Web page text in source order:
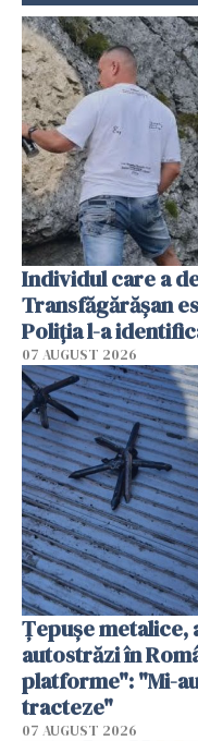
Individul care a
Transfăgărășan
Poliția l-a
07 AUGUST 2026
Țepușe
autostrăzi în
platforme": "Mi-
tracteze"
07 AUGUST 2026